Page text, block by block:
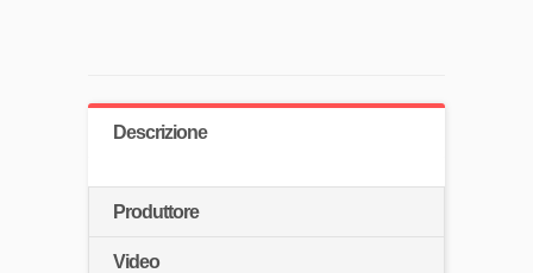
Descrizione
Produttore
Video